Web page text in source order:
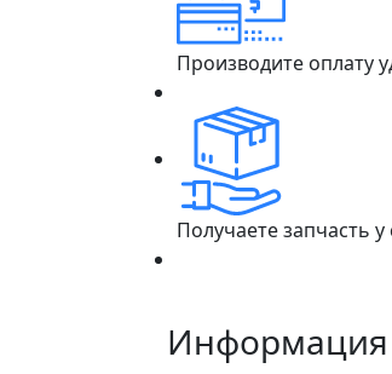
Производите оплату
Получаете запчасть
Информация